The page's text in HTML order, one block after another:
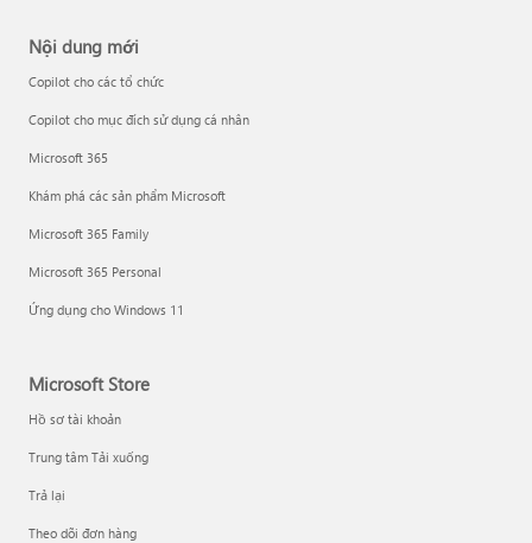
Nội dung mới
Copilot cho các tổ chức
Copilot cho mục đích sử dụng cá nhân
Microsoft 365
Khám phá các sản phẩm Microsoft
Microsoft 365 Family
Microsoft 365 Personal
Ứng dụng cho Windows 11
Microsoft Store
Hồ sơ tài khoản
Trung tâm Tải xuống
Trả lại
Theo dõi đơn hàng